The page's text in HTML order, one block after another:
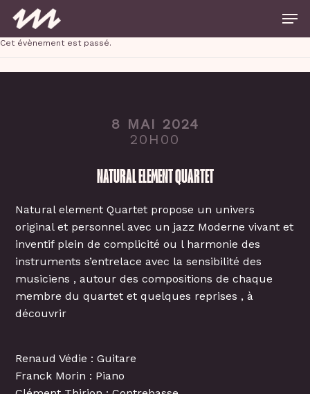
main
content
Cet évènement est passé.
8 MAI 2024
20H00
NATURAL ELEMENT QUARTET
Natural element Quartet propose un univers
original et personnel avec un jazz Moderne vivant et
inventif plein de complicité ou l harmonie des
instruments s’entrelace avec la sensibilité des
musiciens , autour des compositions de chaque
membre du quartet et quelques reprises , à
découvrir
Renaud Védie : Guitare
Franck Morin : Piano
Close